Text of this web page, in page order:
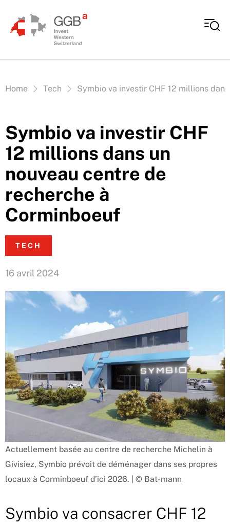
Vous êtes ici:
Home Tech Symbio va investir CHF 12 millions
Symbio va investir CHF
12 millions dans un
nouveau centre de
recherche à
Corminboeuf
TECH
16 avril 2024
Actuellement basée au centre de recherche Michelin à
Givisiez, Symbio prévoit de déménager dans ses propres
locaux à Corminboeuf d’ici 2026. | © Bat-mann
Symbio va consacrer CHF 12